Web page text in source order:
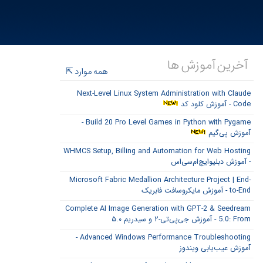
آخرین آموزش ها همه موارد
Next-Level Linux System Administration with Claude
Code - آموزش کلود کد
Build 20 Pro Level Games in Python with Pygame -
آموزش پی‌گیم
WHMCS Setup, Billing and Automation for Web Hosting
- آموزش دبلیوایچ‌ام‌سی‌اس
Microsoft Fabric Medallion Architecture Project | End-
to-End - آموزش مایکروسافت فابریک
Complete AI Image Generation with GPT-2 & Seedream
5.0: From - آموزش جی‌پی‌تی-۲ و سیدریم ۵.۰
Advanced Windows Performance Troubleshooting -
آموزش عیب‌یابی ویندوز